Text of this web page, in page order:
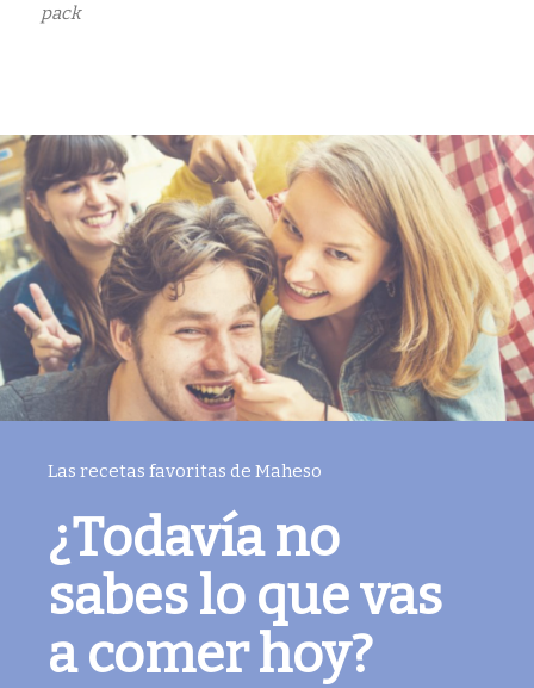
pack
Las recetas favoritas de Maheso
¿Todavía no
sabes lo que vas
a comer hoy?